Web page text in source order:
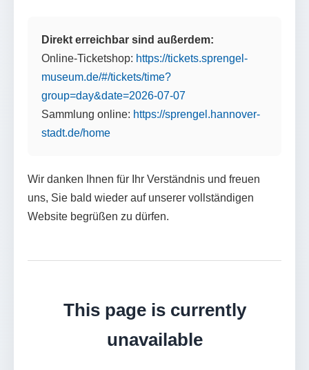
Direkt erreichbar sind außerdem:
Online-Ticketshop: https://tickets.sprengel-
museum.de/#/tickets/time?
group=day&date=2026-07-07
Sammlung online: https://sprengel.hannover-
stadt.de/home
Wir danken Ihnen für Ihr Verständnis und freuen
uns, Sie bald wieder auf unserer vollständigen
Website begrüßen zu dürfen.
This page is currently
unavailable